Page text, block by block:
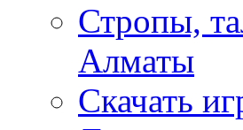
Стропы,
Алматы
Скачать